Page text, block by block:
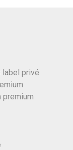
label privé
premium